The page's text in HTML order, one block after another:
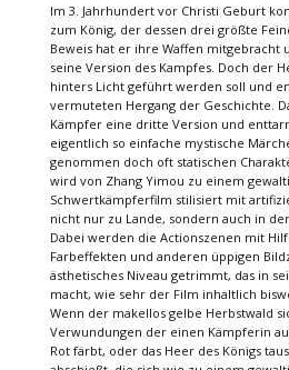
Im 3. Jahrhundert vor Christi Geburt
zum König, der dessen drei größte
Beweis hat er ihre Waffen mitgebracht
seine Version des Kampfes. Doch der
hinters Licht geführt werden soll und
vermuteten Hergang der Geschichte.
Kämpfer eine dritte Version und
eigentlich so einfache mystische
genommen doch oft statischen
wird von Zhang Yimou zu einem
Schwertkämpferfilm stilisiert mit
nicht nur zu Lande, sondern auch in
Dabei werden die Actionszenen mit
Farbeffekten und anderen üppigen
ästhetisches Niveau getrimmt, das in
macht, wie sehr der Film inhaltlich
Wenn der makellos gelbe Herbstwald
Verwundungen der einen Kämpferin
Rot färbt, oder das Heer des Königs